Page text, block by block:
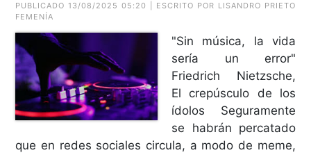
PUBLICADO 13/08/2025 05:20 | ESCRITO POR LISANDRO PRIETO
FEMENÍA
"Sin música, la vida
sería un error"
Friedrich Nietzsche,
El crepúsculo de los
ídolos Seguramente
se habrán percatado
que en redes sociales circula, a modo de meme,